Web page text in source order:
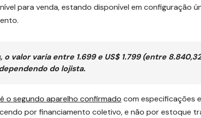
para venda, estando disponível em configuração
o valor varia entre 1.699 e US$ 1.799 (entre
do lojista.
é o segundo aparelho confirmado com especificações
por financiamento coletivo, e não por estoque